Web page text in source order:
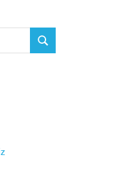
SUCHEN